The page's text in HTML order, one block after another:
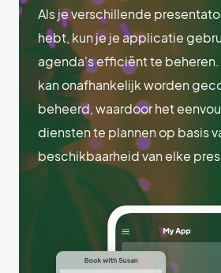
Als je verschillende
hebt, kun je je applicatie
agenda's efficiënt te
kan onafhankelijk worden
beheerd, waardoor het
diensten te plannen op basis
beschikbaarheid van elke